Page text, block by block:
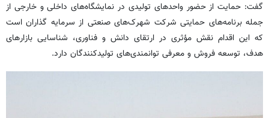
گفت: حمایت از حضور واحدهای تولیدی در نمایشگاه‌های داخلی و خارجی از
جمله برنامه‌های حمایتی شرکت شهرک‌های صنعتی از سرمایه گذاران است
که این اقدام نقش مؤثری در ارتقای دانش و فناوری، شناسایی بازارهای
هدف، توسعه فروش و معرفی توانمندی‌های تولیدکنندگان دارد.